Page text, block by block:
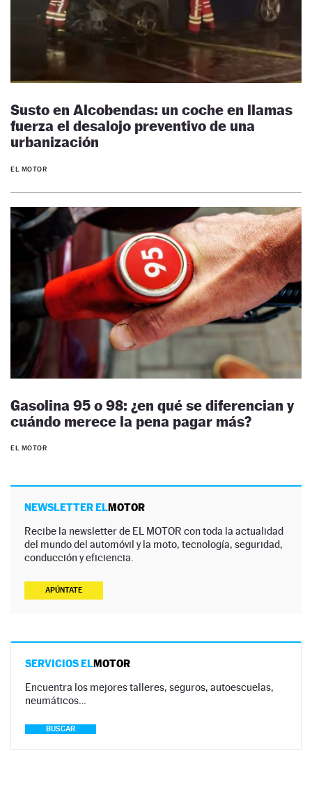
Susto en Alcobendas: un coche en llamas
fuerza el desalojo preventivo de una
urbanización
EL MOTOR
Gasolina 95 o 98: ¿en qué se diferencian y
cuándo merece la pena pagar más?
EL MOTOR
NEWSLETTER ELMOTOR
Recibe la newsletter de EL MOTOR con toda la actualidad
del mundo del automóvil y la moto, tecnología, seguridad,
conducción y eficiencia.
APÚNTATE
SERVICIOS ELMOTOR
Encuentra los mejores talleres, seguros, autoescuelas,
neumáticos…
BUSCAR